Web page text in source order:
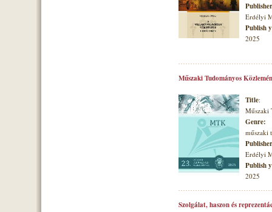
Erdélyi
Publish
2025
Műszaki Tudományos
Title:
Műszaki
Genre:
műszaki
Erdélyi
Publish
2025
Szolgálat, haszon és